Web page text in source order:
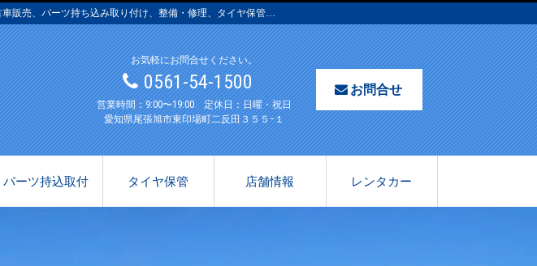
販売、パーツ持ち込み取り付け、整備・修理、タイヤ保管…
お気軽にお問合せください。
0561-54-1500
営業時間：9:00〜19:00 定休日：日曜・祝日
愛知県尾張旭市東印場町二反田３５５−１
お問合せ
パーツ持込取付 タイヤ保管 店舗情報 レンタカー